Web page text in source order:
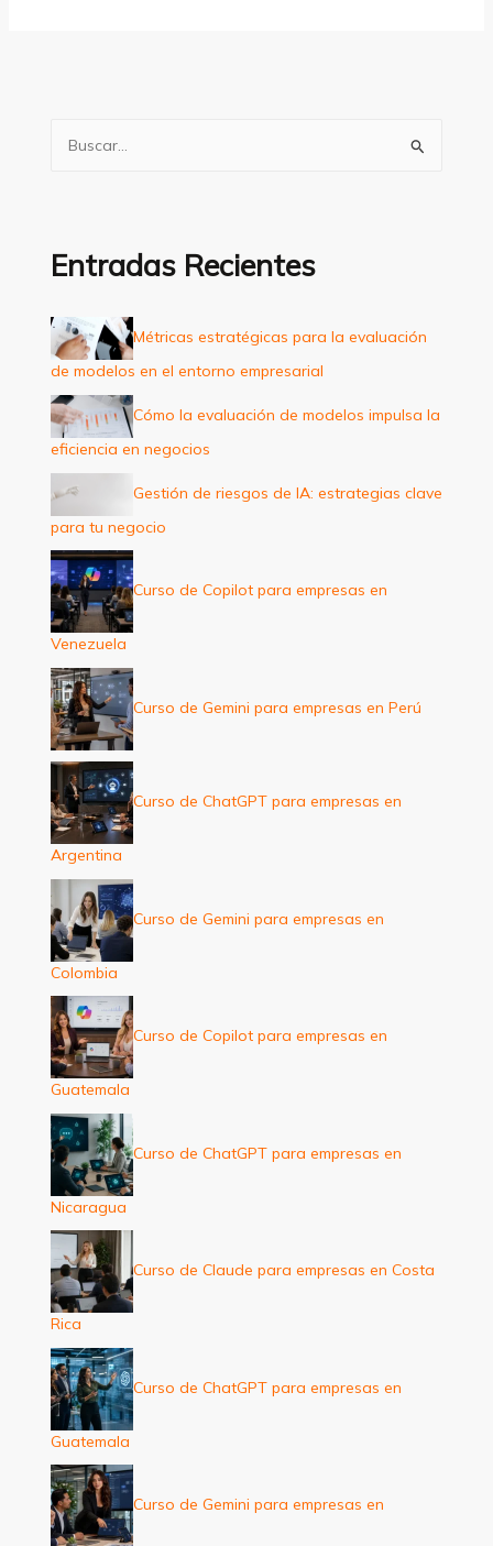
a
p
o
r
:
Entradas Recientes
Métricas estratégicas para la evaluación
de modelos en el entorno empresarial
Cómo la evaluación de modelos impulsa la
eficiencia en negocios
Gestión de riesgos de IA: estrategias clave
para tu negocio
Curso de Copilot para empresas en
Venezuela
Curso de Gemini para empresas en Perú
Curso de ChatGPT para empresas en
Argentina
Curso de Gemini para empresas en
Colombia
Curso de Copilot para empresas en
Guatemala
Curso de ChatGPT para empresas en
Nicaragua
Curso de Claude para empresas en Costa
Rica
Curso de ChatGPT para empresas en
Guatemala
Curso de Gemini para empresas en